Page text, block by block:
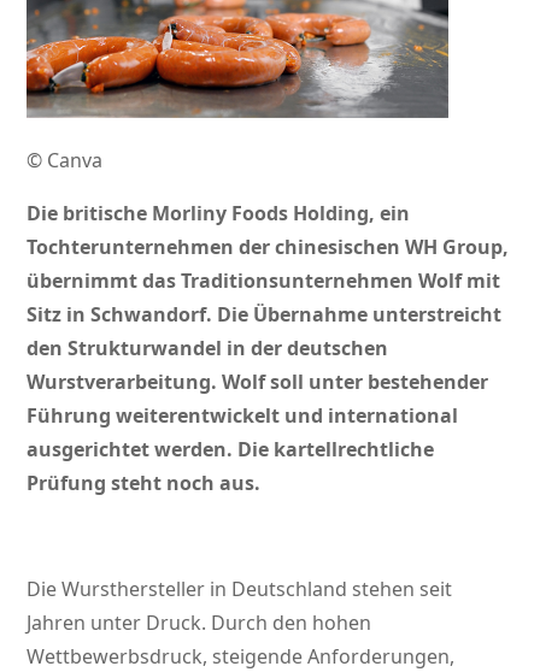
© Canva
Die britische Morliny Foods Holding, ein
Tochterunternehmen der chinesischen WH Group,
übernimmt das Traditionsunternehmen Wolf mit
Sitz in Schwandorf. Die Übernahme unterstreicht
den Strukturwandel in der deutschen
Wurstverarbeitung. Wolf soll unter bestehender
Führung weiterentwickelt und international
ausgerichtet werden. Die kartellrechtliche
Prüfung steht noch aus.
Die Wursthersteller in Deutschland stehen seit
Jahren unter Druck. Durch den hohen
Wettbewerbsdruck, steigende Anforderungen,